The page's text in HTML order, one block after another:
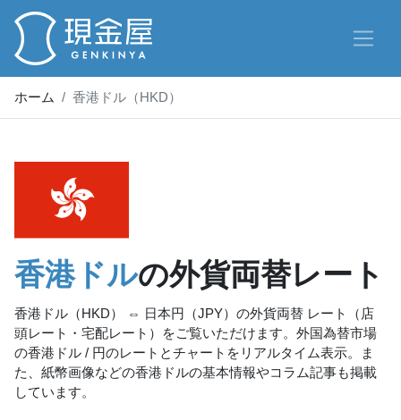
ホーム 香港ドル（HKD）
香港ドルの外貨両替レート
香港ドル（HKD） ⇔ 日本円（JPY）の外貨両替 レート（店
頭レート・宅配レート）をご覧いただけます。外国為替市場
の香港ドル / 円のレートとチャートをリアルタイム表示。ま
た、紙幣画像などの香港ドルの基本情報やコラム記事も掲載
しています。